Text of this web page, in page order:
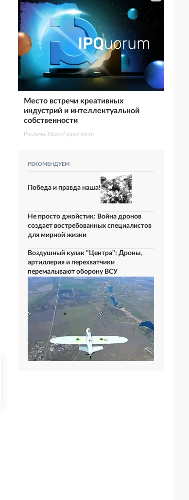
Место встречи креативных
индустрий и интеллектуальной
собственности
Реклама. https://ipquorum.ru
РЕКОМЕНДУЕМ
Победа и правда наша!
Не просто джойстик: Война дронов
создает востребованных специалистов
для мирной жизни
Воздушный кулак "Центра": Дроны,
артиллерия и перехватчики
перемалывают оборону ВСУ